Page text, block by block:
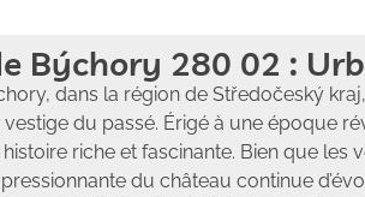
Býchory 280 02 :
dans la région de Středočeský
du passé. Érigé à une époque
riche et fascinante. Bien que les
du château continue